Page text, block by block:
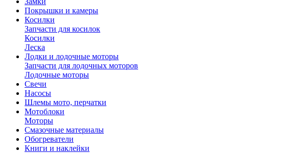
Покрышки и камеры
Косилки
Запчасти для косилок
Косилки
Леска
Лодки и лодочные моторы
Запчасти для лодочных моторов
Лодочные моторы
Свечи
Насосы
Шлемы мото, перчатки
Мотоблоки
Моторы
Смазочные материалы
Обогреватели
Книги и наклейки